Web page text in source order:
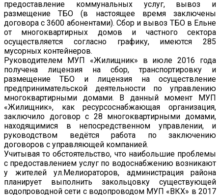
предоставление коммунальных услуг, вывоз и
размещение ТБО (в настоящее время заключены
договора с 3600 абонентами). Сбор и вывоз ТБО в Ельне
от многоквартирных домов и частного сектора
осуществляется согласно графику, имеются 285
мусорных контейнеров.
Руководителем МУП «Жилищник» в июле 2016 года
получена лицензия на сбор, транспортировку и
размещение ТБО и лицензия на осуществление
предпринимательской деятельности по управлению
многоквартирными домами. В данный момент МУП
«Жилищник», как ресурсоснабжающая организация,
заключило договор с 28 многоквартирными домами,
находящимися в непосредственном управлении, и
руководством ведётся работа по заключению
договоров с управляющей компанией.
Учитывая то обстоятельство, что наибольшие проблемы
с предоставлением услуг по водоснабжению возникают
у жителей ул.Мелиораторов, администрация района
планирует выполнить закольцовку существующей
водопроводной сети с водопроводом МУП «ВКХ» в 2017